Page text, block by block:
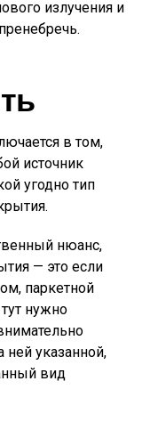
излучения и
в том,
источник
угодно тип
нюанс,
— это если
паркетной
нужно
указанной,
вид